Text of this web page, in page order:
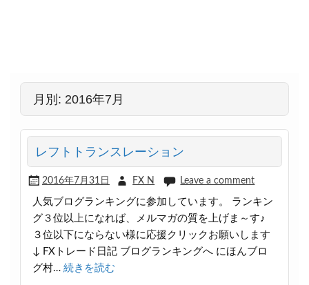
月別: 2016年7月
レフトトランスレーション
2016年7月31日 FX N Leave a comment
人気ブログランキングに参加しています。 ランキン
グ３位以上になれば、メルマガの質を上げま～す♪
３位以下にならない様に応援クリックお願いします
↓ FXトレード日記 ブログランキングへ にほんブロ
グ村… 続きを読む